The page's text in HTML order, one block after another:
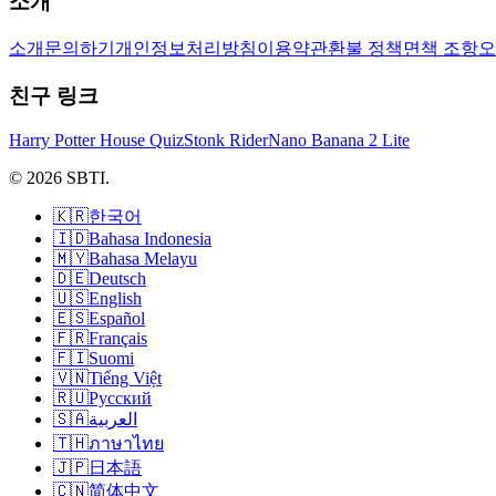
소개 문의하기 개인정보처리방침이용약관환불 정책 면책 조항
친구 링크
Harry Potter House QuizStonk RiderNano Banana 2 Lite
© 2026 SBTI.
🇰🇷한국어
🇮🇩Bahasa Indonesia
🇲🇾Bahasa Melayu
🇩🇪Deutsch
🇺🇸English
🇪🇸Español
🇫🇷Français
🇫🇮Suomi
🇻🇳Tiếng Việt
🇷🇺Русский
🇸🇦العربية
🇹🇭ภาษาไทย
🇯🇵日本語
🇨🇳简体中文